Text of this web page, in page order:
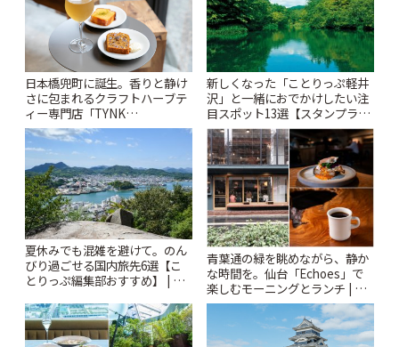
日本橋兜町に誕生。香りと静け
さに包まれるクラフトハーブテ
ィー専門店「TYNK
Kabutocho」 | ことりっぷ
新しくなった「ことりっぷ軽井
沢」と一緒におでかけしたい注
目スポット13選【スタンプラリ
ー開催中】 | ことりっぷ
夏休みでも混雑を避けて。のん
びり過ごせる国内旅先6選【こ
とりっぷ編集部おすすめ】 | こ
青葉通の緑を眺めながら、静か
な時間を。仙台「Echoes」で
楽しむモーニングとランチ | こ
とりっぷ